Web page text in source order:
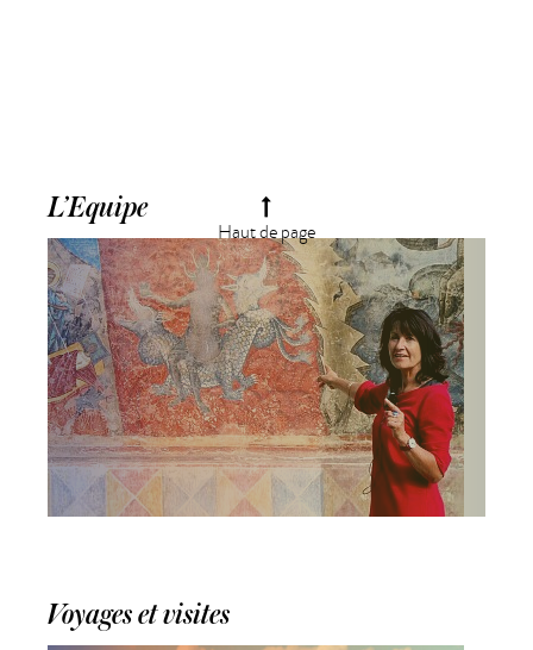
Haut de page
L’Equipe
Voyages et visites